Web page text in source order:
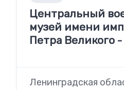
Центральный
музей имени
Петра Великого
Ленинградская